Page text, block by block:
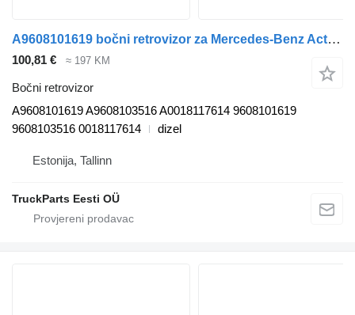
A9608101619 bočni retrovizor za Mercedes-Benz Actros MP4 Antos Arocs (2012-) tegljača
100,81 € ≈ 197 KM
Bočni retrovizor
A9608101619 A9608103516 A0018117614 9608101619
9608103516 0018117614
dizel
Estonija, Tallinn
TruckParts Eesti OÜ